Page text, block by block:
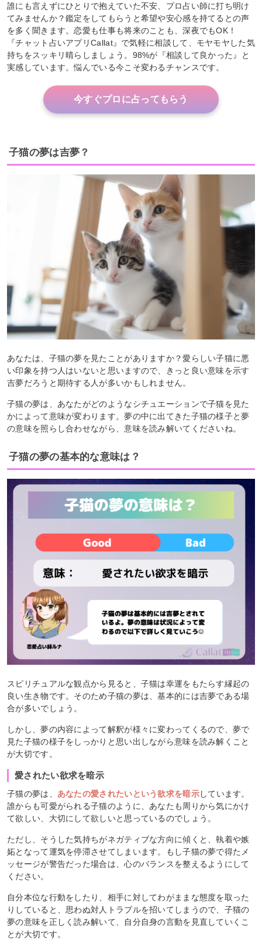
誰にも言えずにひとりで抱えていた不安、プロ占い師に打ち明け
てみませんか？鑑定をしてもらうと希望や安心感を持てるとの声
を多く聞きます。恋愛も仕事も将来のことも、深夜でもOK！
『チャット占いアプリCallat』で気軽に相談して、モヤモヤした気
持ちをスッキリ晴らしましょう。98%が『相談して良かった』と
実感しています。悩んでいる今こそ変わるチャンスです。
今すぐプロに占ってもらう
子猫の夢は吉夢？
あなたは、子猫の夢を見たことがありますか？愛らしい子猫に悪
い印象を持つ人はいないと思いますので、きっと良い意味を示す
吉夢だろうと期待する人が多いかもしれません。
子猫の夢は、あなたがどのようなシチュエーションで子猫を見た
かによって意味が変わります。夢の中に出てきた子猫の様子と夢
の意味を照らし合わせながら、意味を読み解いてくださいね。
子猫の夢の基本的な意味は？
スピリチュアルな観点から見ると、子猫は幸運をもたらす縁起の
良い生き物です。そのため子猫の夢は、基本的には吉夢である場
合が多いでしょう。
しかし、夢の内容によって解釈が様々に変わってくるので、夢で
見た子猫の様子をしっかりと思い出しながら意味を読み解くこと
が大切です。
愛されたい欲求を暗示
子猫の夢は、 あなたの愛されたいという欲求を暗示しています。
誰からも可愛がられる子猫のように、あなたも周りから気にかけ
て欲しい、大切にして欲しいと思っているのでしょう。
ただし、そうした気持ちがネガティブな方向に傾くと、執着や嫉
妬となって運気を停滞させてしまいます。もし子猫の夢で得たメ
ッセージが警告だった場合は、心のバランスを整えるようにして
ください。
自分本位な行動をしたり、相手に対してわがままな態度を取った
りしていると、思わぬ対人トラブルを招いてしまうので、子猫の
夢の意味を正しく読み解いて、自分自身の言動を見直していくこ
とが大切です。